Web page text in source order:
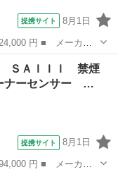
提携サイト 8月1日
レード名： Ｌ Ｓ
車 クリアランスソ
ＳＡＩＩＩ 禁煙
ナーセンサー …
提携サイト 8月1日